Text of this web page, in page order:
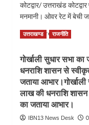
गोली
एक
कि
मौत
कोटद्वार/ उत्तराखंड
मनमानी। ओवर रेट में बेची
Read MoreRead
कोटद्वार
में
आबकारी
विभाग
के
संरक्षण
में
उत्तराखण्ड राजनीति
गोर्खाली सुधार सभा का
धनराशि शासन से
जताया
लाख की धनराशि
का जताया आभार।
IBN13 News Desk